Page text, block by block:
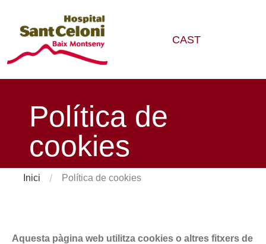
CAST
Política de
cookies
Inici / Política de cookies
Aquesta pàgina web utilitza cookies o altres fitxers de